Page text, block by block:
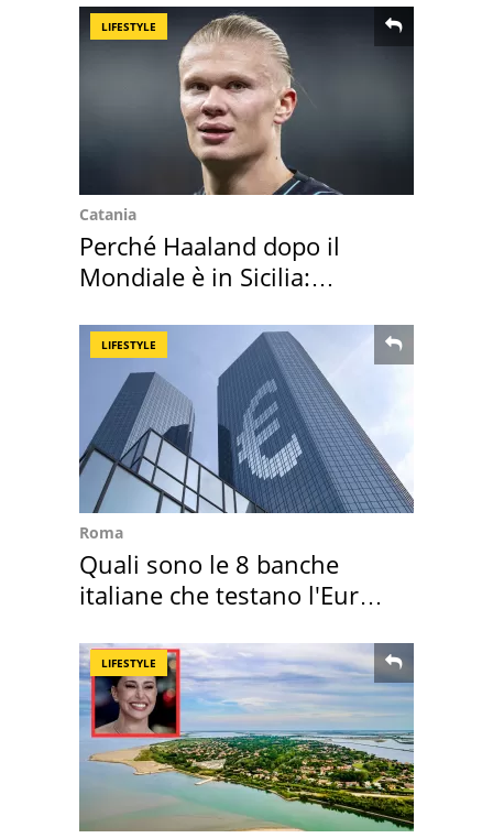
LIFESTYLE
Catania
Perché Haaland dopo il
Mondiale è in Sicilia:
LIFESTYLE
Roma
Quali sono le 8 banche
italiane che testano l'Euro
LIFESTYLE